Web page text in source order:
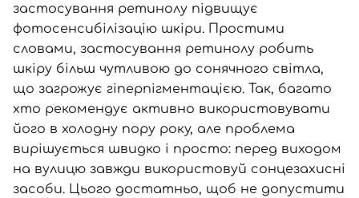
застосування ретинолу підвищує
фотосенсибілізацію шкіри. Простими
словами, застосування ретинолу робить
шкіру більш чутливою до сонячного світла,
що загрожує гіперпігментацією. Так, багато
хто рекомендує активно використовувати
його в холодну пору року, але проблема
вирішується швидко і просто: перед виходом
на вулицю завжди використовуй сонцезахисні
засоби. Цього достатньо, щоб не допустити
Вхід Реєстрація
Номер телефону
Відправляючи форму для авторизації/реєстрації ви
приймаєте умовиУгоди користувача